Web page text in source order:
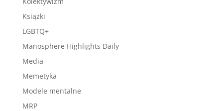
Książki
LGBTQ+
Manosphere Highlights Daily
Media
Memetyka
Modele mentalne
MRP